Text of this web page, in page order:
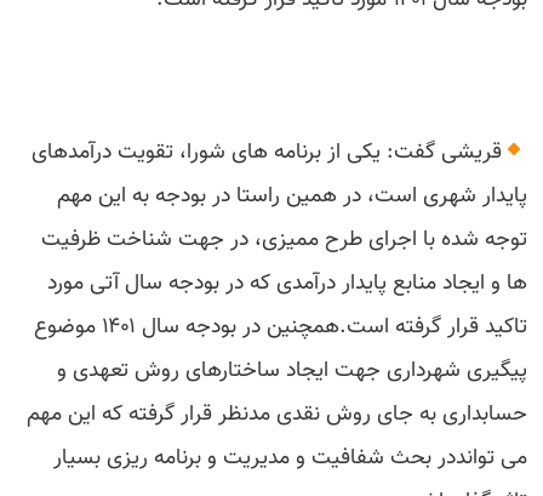
قریشی گفت: یکی از برنامه های شورا، تقویت درآمدهای
پایدار شهری است، در همین راستا در بودجه به این مهم
توجه شده با اجرای طرح ممیزی، در جهت شناخت ظرفیت
ها و ایجاد منابع پایدار درآمدی که در بودجه سال آتی مورد
تاکید قرار گرفته است.همچنین در بودجه سال ۱۴۰۱ موضوع
پیگیری شهرداری جهت ایجاد ساختارهای روش تعهدی و
حسابداری به جای روش نقدی مدنظر قرار گرفته که این مهم
می تواند‌در بحث شفافیت و مدیریت و برنامه ریزی بسیار